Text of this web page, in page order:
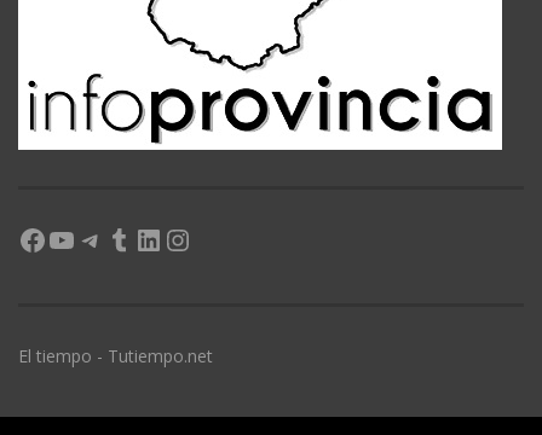
Facebook
YouTube
Telegram
Tumblr
LinkedIn
Instagram
El tiempo - Tutiempo.net